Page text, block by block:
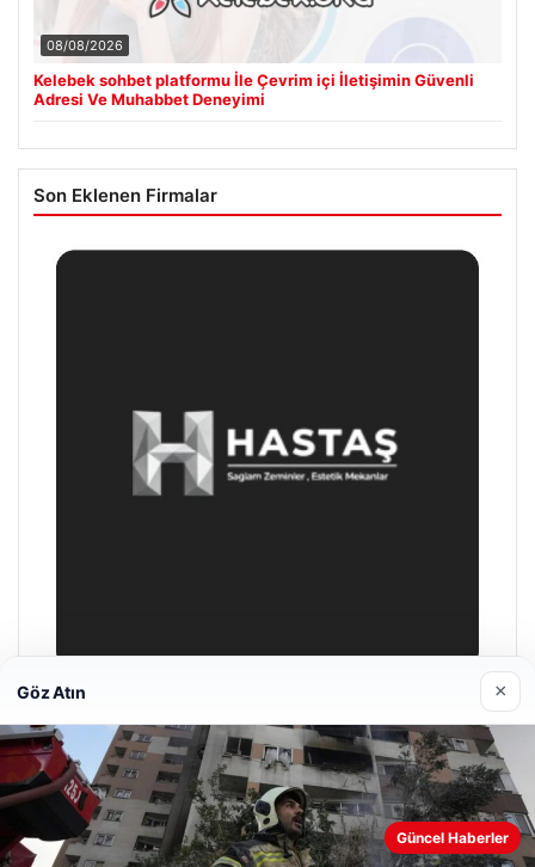
08/08/2026
Kelebek sohbet platformu İle Çevrim içi İletişimin Güvenli
Adresi Ve Muhabbet Deneyimi
Son Eklenen Firmalar
Hastaş Beton
26/05/2026
Web sitemizi nasıl kullandığınızı daha iyi anlayabilmek,
deneyiminizi kişiselleştirmek ve geliştirmek amacıyla çerezler
Göz Atın ×
Güncel Haberler